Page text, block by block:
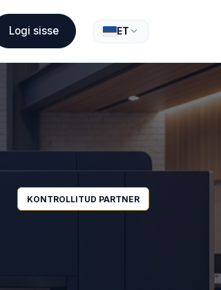
Logi sisse ET
KONTROLLITUD PARTNER